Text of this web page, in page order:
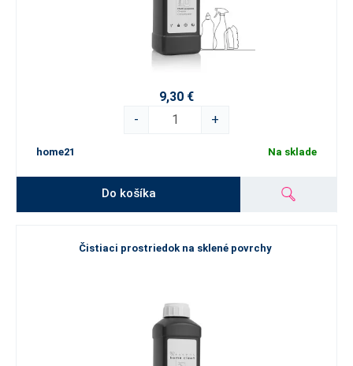
9,30 €
-
+
home21 Na sklade
Do košíka
Čistiaci prostriedok na sklené povrchy